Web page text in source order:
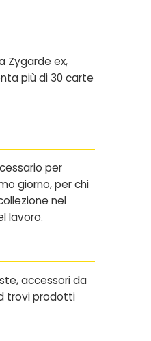
Zygarde ex,
più di 30 carte
per
giorno, per chi
nel
lavoro.
accessori da
trovi prodotti